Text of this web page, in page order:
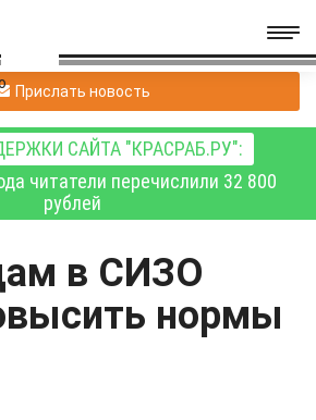
Прислать новость
САЙТА "КРАСРАБ.РУ":
читатели перечислили 32 800
рублей
в СИЗО
нормы